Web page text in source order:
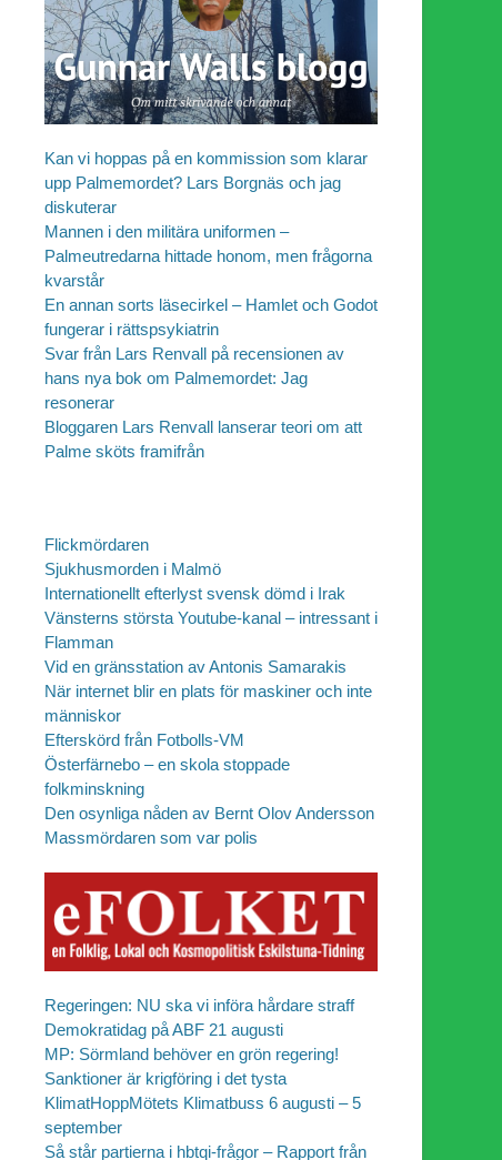
Kan vi hoppas på en kommission som klarar
upp Palmemordet? Lars Borgnäs och jag
diskuterar
Mannen i den militära uniformen –
Palmeutredarna hittade honom, men frågorna
kvarstår
En annan sorts läsecirkel – Hamlet och Godot
fungerar i rättspsykiatrin
Svar från Lars Renvall på recensionen av
hans nya bok om Palmemordet: Jag
resonerar
Bloggaren Lars Renvall lanserar teori om att
Palme sköts framifrån
Flickmördaren
Sjukhusmorden i Malmö
Internationellt efterlyst svensk dömd i Irak
Vänsterns största Youtube-kanal – intressant i
Flamman
Vid en gränsstation av Antonis Samarakis
När internet blir en plats för maskiner och inte
människor
Efterskörd från Fotbolls-VM
Österfärnebo – en skola stoppade
folkminskning
Den osynliga nåden av Bernt Olov Andersson
Massmördaren som var polis
Regeringen: NU ska vi införa hårdare straff
Demokratidag på ABF 21 augusti
MP: Sörmland behöver en grön regering!
Sanktioner är krigföring i det tysta
KlimatHoppMötets Klimatbuss 6 augusti – 5
september
Så står partierna i hbtqi-frågor – Rapport från